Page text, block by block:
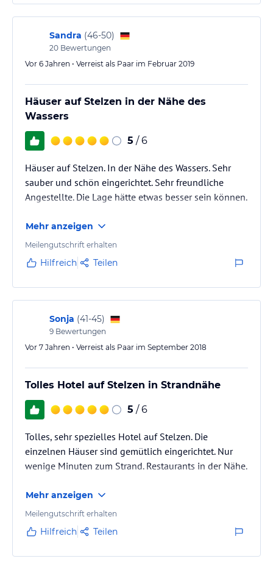
Sandra (46-50)
20 Bewertungen
Vor 6 Jahren • Verreist als Paar im Februar 2019
Häuser auf Stelzen in der Nähe des
Wassers
5 / 6
Häuser auf Stelzen. In der Nähe des Wassers. Sehr
sauber und schön eingerichtet. Sehr freundliche
Angestellte. Die Lage hätte etwas besser sein können.
Mehr anzeigen
Meilengutschrift erhalten
Hilfreich Teilen
Sonja (41-45)
9 Bewertungen
Vor 7 Jahren • Verreist als Paar im September 2018
Tolles Hotel auf Stelzen in Strandnähe
5 / 6
Tolles, sehr spezielles Hotel auf Stelzen. Die
einzelnen Häuser sind gemütlich eingerichtet. Nur
wenige Minuten zum Strand. Restaurants in der Nähe.
Mehr anzeigen
Meilengutschrift erhalten
Hilfreich Teilen